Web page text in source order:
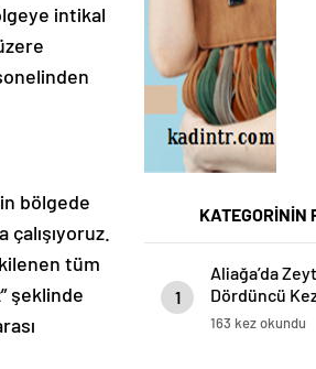
intikal
bölgede
çalışıyoruz.
tüm
şeklinde
KATEGORİNİN
1
Aliağa’da
Dördüncü
163 kez okundu